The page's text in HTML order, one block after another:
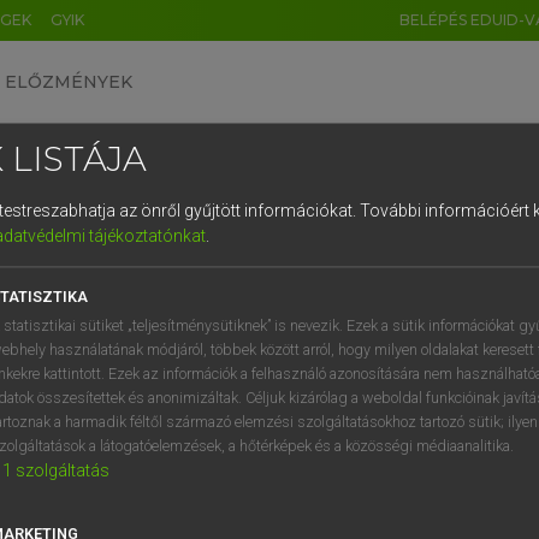
GYIK BELÉPÉS EDUID-
ELŐZMÉNYEK
egyetemes nagyszótár
VAN ELŐFIZETÉSED?
megtekintéséhez.
LISTÁJA
az önről gyűjtött információkat. További információért
tájékoztatónkat.
statisztikai sütiket „teljesítménysütiknek” is nevezik. Ezek a sütik információkat
használatának módjáról, többek között arról, hogy milyen oldalakat keresett
kattintott. Ezek az információk a felhasználó azonosítására nem
összesítettek és anonimizáltak. Céljuk kizárólag a weboldal funkcióinak
a harmadik féltől származó elemzési szolgáltatásokhoz tartozó sütik;
a látogatóelemzések, a hőtérképek és a közösségi médiaanalitika.
1 szolgáltatás
DE CN FR ES IT NL
1 2 3 4 5 6 7 8 9
q w e r t z u i
a s d f g h j k l é
í y x c v b n m , .